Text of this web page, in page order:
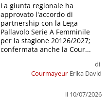
Courmayeur
di
Erika David
il 10/07/2026
La giunta regionale ha
approvato l'accordo di
partnership con la Lega
Pallavolo Serie A Femminile
per la stagione 20126/2027;
confermata anche la Cour...